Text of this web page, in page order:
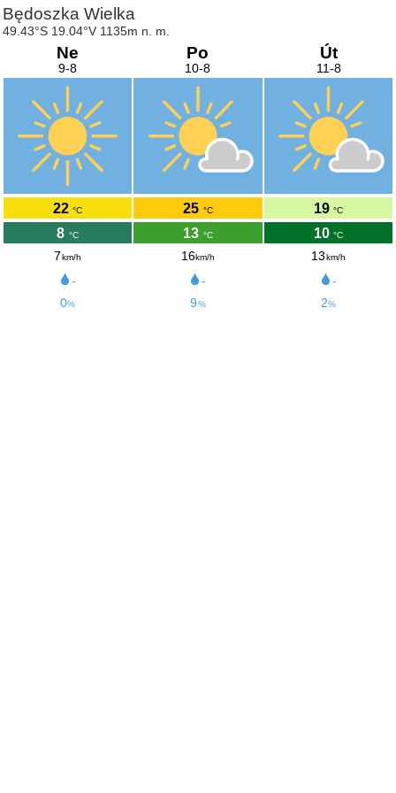
Będoszka Wielka
49.43°S 19.04°V 1135m n. m.
Ne
9-8
22 °C
8 °C
7 km/h
-
0%
Po
10-8
25 °C
13 °C
16km/h
-
9%
Út
11-8
19 °C
10 °C
13 km/h
-
2%